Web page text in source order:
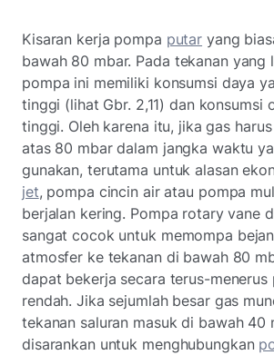
Kisaran kerja pompa putar yang
bawah 80 mbar. Pada tekanan yang
pompa ini memiliki konsumsi daya
tinggi (lihat Gbr. 2,11) dan konsumsi
tinggi. Oleh karena itu, jika gas
atas 80 mbar dalam jangka waktu
gunakan, terutama untuk alasan
jet, pompa cincin air atau pompa
berjalan kering. Pompa rotary vane
sangat cocok untuk memompa
atmosfer ke tekanan di bawah 80
dapat bekerja secara terus-menerus
rendah. Jika sejumlah besar gas
tekanan saluran masuk di bawah 40
disarankan untuk menghubungkan